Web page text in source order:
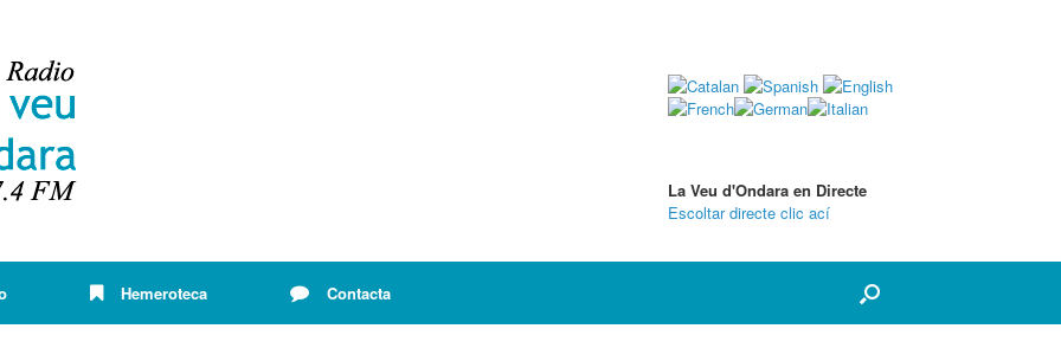
La Veu d'Ondara en Directe
Escoltar directe clic ací
Hemeroteca Contacta